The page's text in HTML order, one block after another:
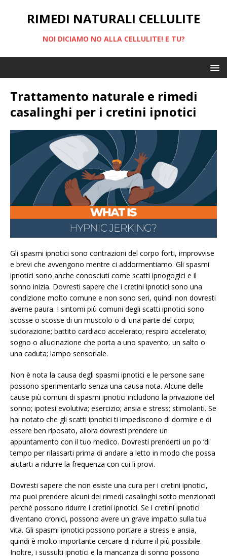
RIMEDI NATURALI CELLULITE
NOI DICIAMO NO ALLA CELLULITE! E TU?
Trattamento naturale e rimedi
casalinghi per i cretini ipnotici
Gli spasmi ipnotici sono contrazioni del corpo forti, improvvise
e brevi che avvengono mentre ci addormentiamo. Gli spasmi
ipnotici sono anche conosciuti come scatti ipnogogici e il
sonno inizia. Dovresti sapere che i cretini ipnotici sono una
condizione molto comune e non sono seri, quindi non dovresti
averne paura. I sintomi più comuni degli scatti ipnotici sono
scosse o scosse di un muscolo o di una parte del corpo;
sudorazione; battito cardiaco accelerato; respiro accelerato;
sogno o allucinazione che porta a uno spavento, un salto o
una caduta; lampo sensoriale.
Non è nota la causa degli spasmi ipnotici e le persone sane
possono sperimentarlo senza una causa nota. Alcune delle
cause più comuni di spasmi ipnotici includono la privazione del
sonno; ipotesi evolutiva; esercizio; ansia e stress; stimolanti. Se
hai notato che gli scatti ipnotici ti impediscono di dormire e di
essere ben riposato, allora dovresti prendere un
appuntamento con il tuo medico. Dovresti prenderti un po ‘di
tempo per rilassarti prima di andare a letto in modo che possa
aiutarti a ridurre la frequenza con cui li provi.
Dovresti sapere che non esiste una cura per i cretini ipnotici,
ma puoi prendere alcuni dei rimedi casalinghi sotto menzionati
perché possono ridurre i cretini ipnotici. Se i cretini ipnotici
diventano cronici, possono avere un grave impatto sulla tua
vita. Gli spasmi ipnotici possono portare a stress e ansia,
quindi è molto importante cercare di ridurre il più possibile.
Inoltre, i sussulti ipnotici e la mancanza di sonno possono